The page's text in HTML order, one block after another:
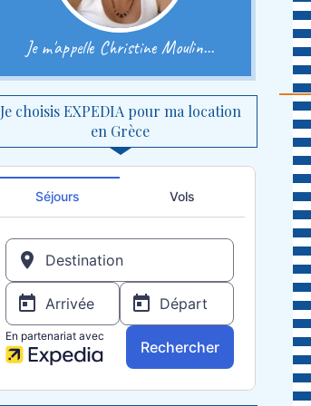
Je m'appelle Christine Moulin...
Je choisis EXPEDIA pour ma location
en Grèce